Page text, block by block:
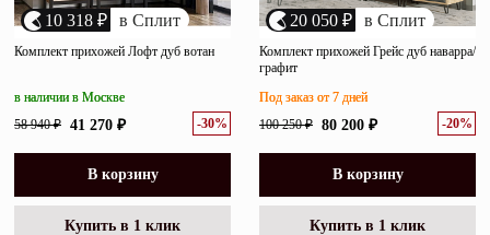
Освещение
О нас
Наши салоны
Покупателям
Обратный звонок
10 318 ₽ в Сплит
Комплект прихожей Лофт дуб вотан
58 940 ₽ 41 270 ₽ -30%
в наличии в Москве
В корзину
Купить в 1 клик
20 050 ₽ в Сплит
Комплект прихожей Грейс дуб наварра/
графит
100 250 ₽ 80 200 ₽ -20%
Под заказ от 7 дней
В корзину
Купить в 1 клик